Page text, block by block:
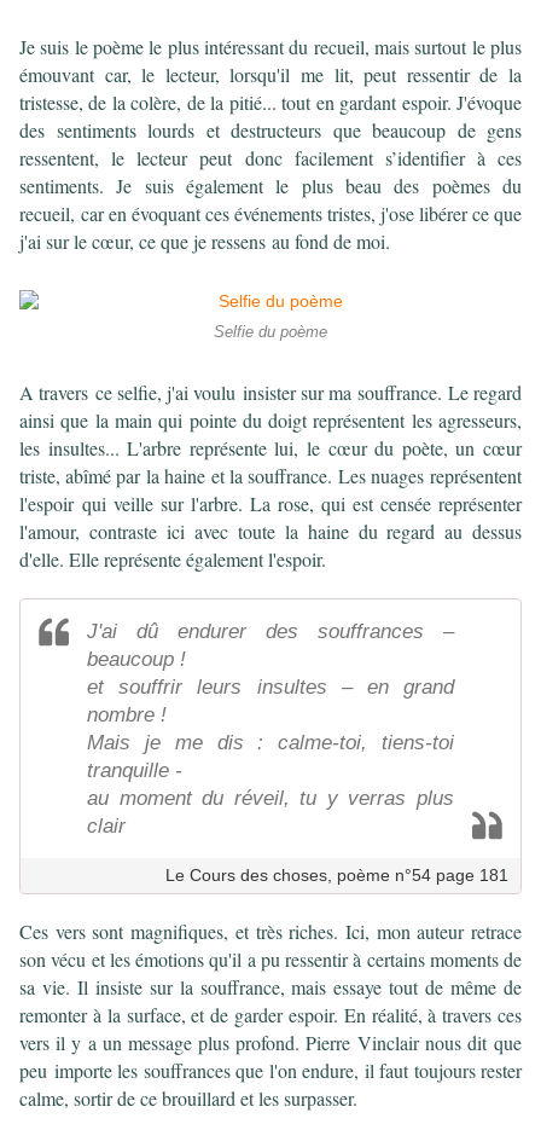
Je suis le poème le plus intéressant du recueil, mais surtout le plus
émouvant car, le lecteur, lorsqu'il me lit, peut ressentir de la
tristesse, de la colère, de la pitié... tout en gardant espoir. J'évoque
des sentiments lourds et destructeurs que beaucoup de gens
ressentent, le lecteur peut donc facilement s’identifier à ces
sentiments. Je suis également le plus beau des poèmes du
recueil, car en évoquant ces événements tristes, j'ose libérer ce que
j'ai sur le cœur, ce que je ressens au fond de moi.
Selfie du poème
A travers ce selfie, j'ai voulu insister sur ma souffrance. Le regard
ainsi que la main qui pointe du doigt représentent les agresseurs,
les insultes... L'arbre représente lui, le cœur du poète, un cœur
triste, abîmé par la haine et la souffrance. Les nuages représentent
l'espoir qui veille sur l'arbre. La rose, qui est censée représenter
l'amour, contraste ici avec toute la haine du regard au dessus
d'elle. Elle représente également l'espoir.
J'ai dû endurer des souffrances –
beaucoup !
et souffrir leurs insultes – en grand
nombre !
Mais je me dis : calme-toi, tiens-toi
tranquille -
au moment du réveil, tu y verras plus
clair
Le Cours des choses, poème n°54 page 181
Ces vers sont magnifiques, et très riches. Ici, mon auteur retrace
son vécu et les émotions qu'il a pu ressentir à certains moments de
sa vie. Il insiste sur la souffrance, mais essaye tout de même de
remonter à la surface, et de garder espoir. En réalité, à travers ces
vers il y a un message plus profond. Pierre Vinclair nous dit que
peu importe les souffrances que l'on endure, il faut toujours rester
calme, sortir de ce brouillard et les surpasser.